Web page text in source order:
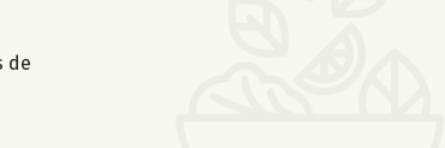
de